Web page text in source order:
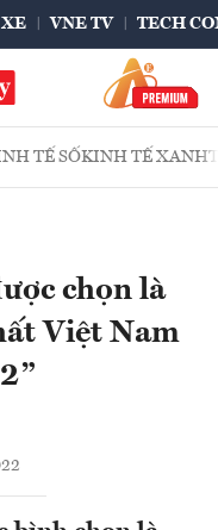
XE VNE TV TECH
TẾ SỐKINH TẾ XANH
chọn là
Việt Nam